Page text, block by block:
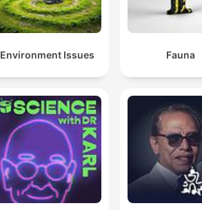
Environment Issues Fauna